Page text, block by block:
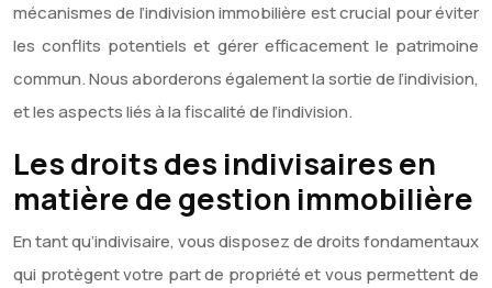
mécanismes de l’indivision immobilière est crucial pour éviter
les conflits potentiels et gérer efficacement le patrimoine
commun. Nous aborderons également la sortie de l’indivision,
et les aspects liés à la fiscalité de l’indivision.
Les droits des indivisaires en
matière de gestion immobilière
En tant qu’indivisaire, vous disposez de droits fondamentaux
qui protègent votre part de propriété et vous permettent de